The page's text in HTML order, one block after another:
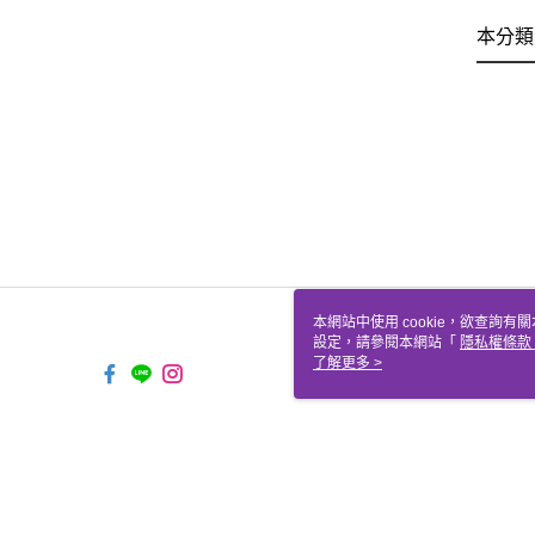
本分
本網站中使用 cookie，欲查詢有
設定，請參閱本網站「 隱私權條款
使用 cookie。
了解更多 >